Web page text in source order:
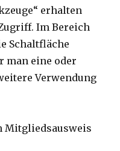
erhalten
Im Bereich
Schaltfläche
man eine oder
Verwendung